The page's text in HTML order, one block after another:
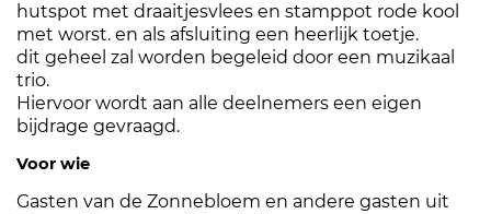
hutspot met draaitjesvlees en stamppot rode kool
met worst. en als afsluiting een heerlijk toetje.
dit geheel zal worden begeleid door een muzikaal
trio.
Hiervoor wordt aan alle deelnemers een eigen
bijdrage gevraagd.
Voor wie
Gasten van de Zonnebloem en andere gasten uit